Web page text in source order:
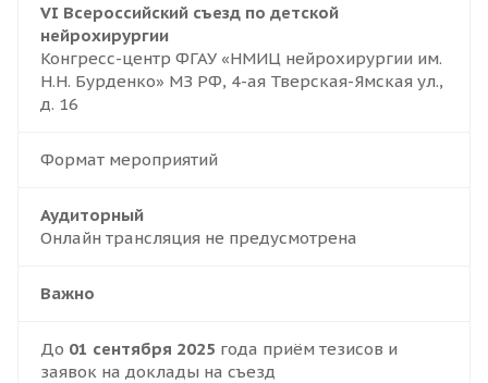
VI Всероссийский съезд по детской
нейрохирургии
Конгресс-центр ФГАУ «НМИЦ нейрохирургии им.
Н.Н. Бурденко» МЗ РФ, 4-ая Тверская-Ямская ул.,
д. 16
Формат мероприятий
Аудиторный
Онлайн трансляция не предусмотрена
Важно
До 01 сентября 2025 года приём тезисов и
заявок на доклады на съезд